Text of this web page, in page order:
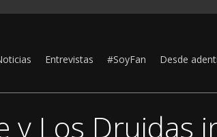
Entrevistas #SoyFan Desde
y Los Druidas